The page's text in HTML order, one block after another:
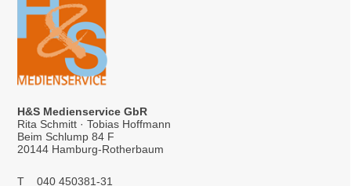
H&S Medienservice GbR
Rita Schmitt · Tobias Hoffmann
Beim Schlump 84 F
20144 Hamburg-Rotherbaum
T
040 450381-31